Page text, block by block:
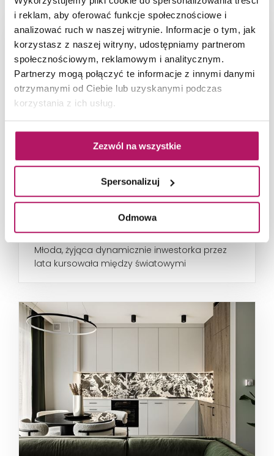
i reklam, aby oferować funkcje społecznościowe i
analizować ruch w naszej witrynie. Informacje o tym, jak
korzystasz z naszej witryny, udostępniamy partnerom
społecznościowym, reklamowym i analitycznym.
Partnerzy mogą połączyć te informacje z innymi danymi
otrzymanymi od Ciebie lub uzyskanymi podczas
korzystania z ich usług.
Zezwól na wszystkie
Spersonalizuj
Odmowa
66-metrowy apartament:
przystań dla nowoczesnej
Młoda, żyjąca dynamicznie inwestorka przez
lata kursowała między światowymi